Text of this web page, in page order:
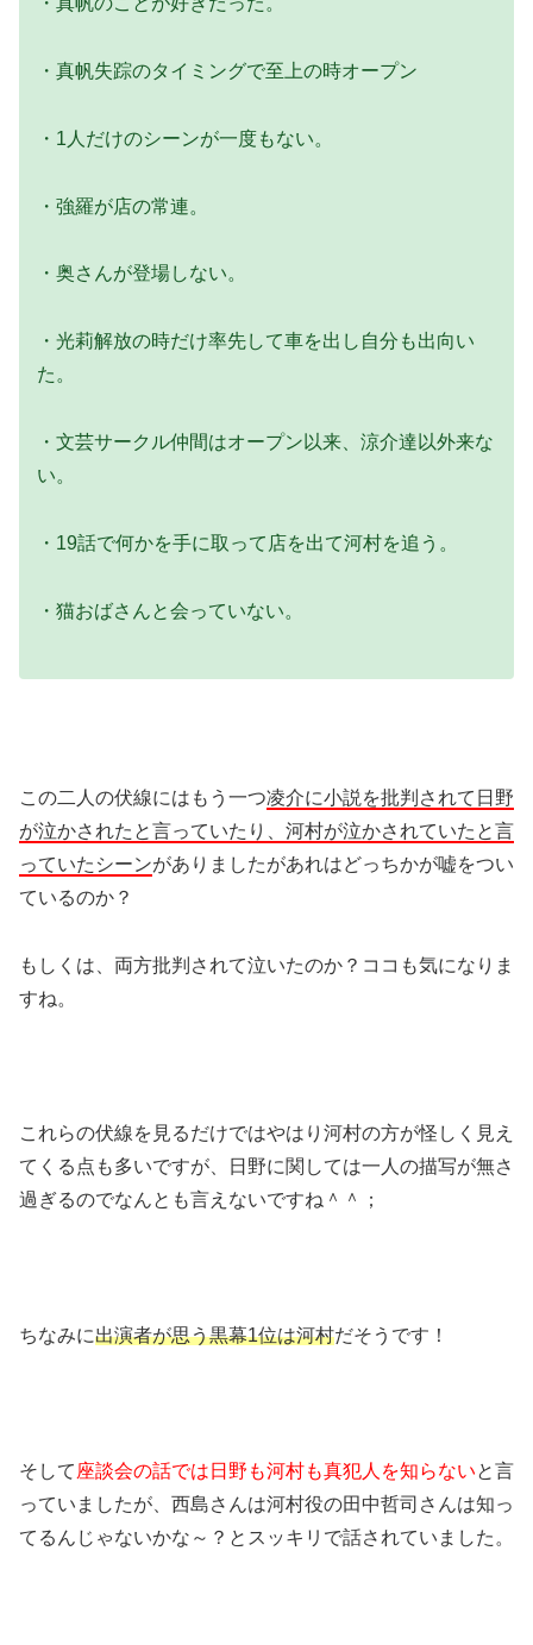
・真帆失踪のタイミングで至上の時オープン
・1人だけのシーンが一度もない。
・強羅が店の常連。
・奥さんが登場しない。
・光莉解放の時だけ率先して車を出し自分も出向い
た。
・文芸サークル仲間はオープン以来、涼介達以外来な
い。
・19話で何かを手に取って店を出て河村を追う。
・猫おばさんと会っていない。
この二人の伏線にはもう一つ凌介に小説を批判されて日野
が泣かされたと言っていたり、河村が泣かされていたと言
っていたシーンがありましたがあれはどっちかが嘘をつい
ているのか？
もしくは、両方批判されて泣いたのか？ココも気になりま
すね。
これらの伏線を見るだけではやはり河村の方が怪しく見え
てくる点も多いですが、日野に関しては一人の描写が無さ
過ぎるのでなんとも言えないですね＾＾；
ちなみに出演者が思う黒幕1位は河村だそうです！
そして 座談会の話では日野も河村も真犯人を知らないと言
っていましたが、西島さんは河村役の田中哲司さんは知っ
てるんじゃないかな～？とスッキリで話されていました。